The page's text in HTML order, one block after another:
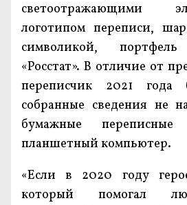
светоотражающими
логотипом переписи,
символикой,
«Росстат». В отличие от
переписчик 2021 года
собранные сведения не
бумажные
планшетный компьютер.
«Если в 2020 году
который помогал